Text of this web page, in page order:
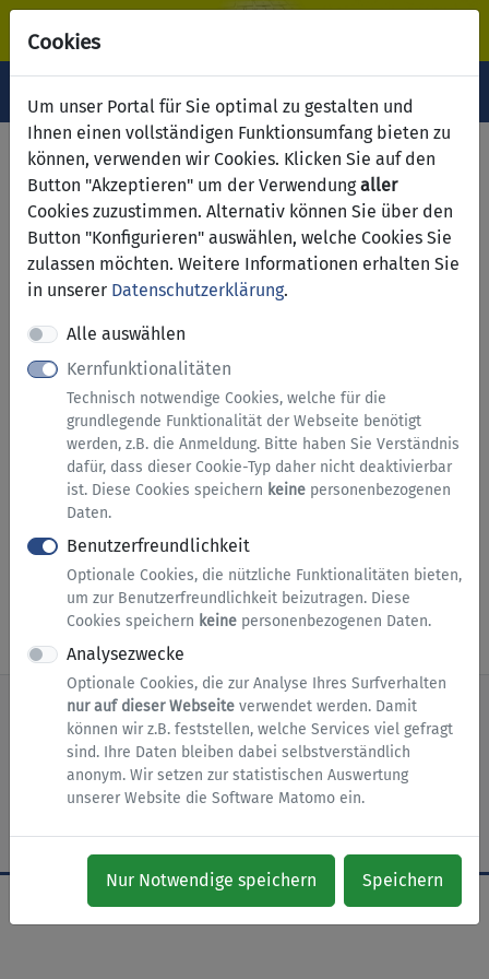
Cookies
Um unser Portal für Sie optimal zu gestalten und
Ihnen einen vollständigen Funktionsumfang bieten zu
können, verwenden wir Cookies. Klicken Sie auf den
Button "Akzeptieren" um der Verwendungaller
Cookies zuzustimmen. Alternativ können Sie über den
Button "Konfigurieren" auswählen, welche Cookies Sie
zulassen möchten. Weitere Informationen erhalten Sie
in unserer Datenschutzerklärung.
Alle auswählen
Kernfunktionalitäten
Technisch notwendige Cookies, welche für die
grundlegende Funktionalität der Webseite benötigt
werden, z.B. die Anmeldung. Bitte haben Sie Verständnis
dafür, dass dieser Cookie-Typ daher nicht deaktivierbar
ist. Diese Cookies speichern keine personenbezogenen
Daten.
Benutzerfreundlichkeit
Optionale Cookies, die nützliche Funktionalitäten bieten,
um zur Benutzerfreundlichkeit beizutragen. Diese
Cookies speichern keine personenbezogenen Daten.
Analysezwecke
Optionale Cookies, die zur Analyse Ihres Surfverhalten
nur auf dieser Webseite verwendet werden. Damit
können wir z.B. feststellen, welche Services viel gefragt
sind. Ihre Daten bleiben dabei selbstverständlich
anonym. Wir setzen zur statistischen Auswertung
unserer Website die Software Matomo ein.
Nur Notwendige speichern Speichern
Einwohnerdaten:
Widerspruch gegen
Datenübermittlung nach
dem Bundesmeldegesetz
Hinweise zu diesem Service
Dieses Formular ist aus rechtlichen oder
organisatorischen Gründen nicht online
einreichbar. Nach dem Ausfüllen am Bildschirm
erhalten Sie eine Druckvorlage, die Sie bitte mit
den nötigen Unterschriften der Stadt Geseke
zuleiten.
Dienst starten
nach oben Zur Startseite Impressum
Datenschutz Barrierefreiheit Cookies